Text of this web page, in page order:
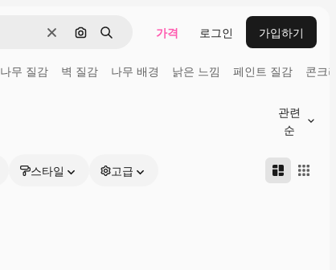
지우기이미지로 검색
검색 가격 로그인 가입하기
나무 질감 벽 질감 나무 배경 낡은 느낌 페인트 질감 콘크
관련
순
스타일 고급